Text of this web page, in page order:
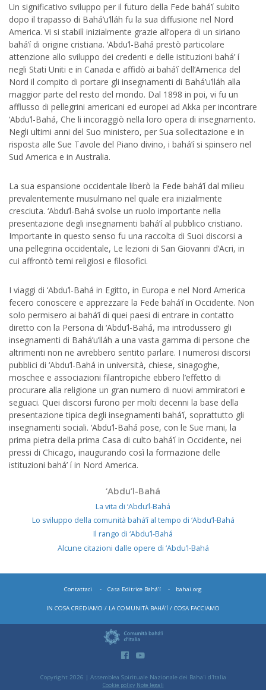
Un significativo sviluppo per il futuro della Fede bahá’í subito
dopo il trapasso di Bahá’u’lláh fu la sua diffusione nel Nord
America. Vi si stabilì inizialmente grazie all’opera di un siriano
bahá’í di origine cristiana. ‘Abdu’l-Bahá prestò particolare
attenzione allo sviluppo dei credenti e delle istituzioni bahá’ í
negli Stati Uniti e in Canada e affidò ai bahá’í dell’America del
Nord il compito di portare gli insegnamenti di Bahá’u’lláh alla
maggior parte del resto del mondo. Dal 1898 in poi, vi fu un
afflusso di pellegrini americani ed europei ad Akka per incontrare
‘Abdu’l-Bahá, Che li incoraggiò nella loro opera di insegnamento.
Negli ultimi anni del Suo ministero, per Sua sollecitazione e in
risposta alle Sue Tavole del Piano divino, i bahá’í si spinsero nel
Sud America e in Australia.
La sua espansione occidentale liberò la Fede bahá’í dal milieu
prevalentemente musulmano nel quale era inizialmente
cresciuta. ‘Abdu’l-Bahá svolse un ruolo importante nella
presentazione degli insegnamenti bahá’í al pubblico cristiano.
Importante in questo senso fu una raccolta di Suoi discorsi a
una pellegrina occidentale, Le lezioni di San Giovanni d’Acri, in
cui affrontò temi religiosi e filosofici.
I viaggi di ‘Abdu’l-Bahá in Egitto, in Europa e nel Nord America
fecero conoscere e apprezzare la Fede bahá’í in Occidente. Non
solo permisero ai bahá’í di quei paesi di entrare in contatto
diretto con la Persona di ‘Abdu’l-Bahá, ma introdussero gli
insegnamenti di Bahá’u’lláh a una vasta gamma di persone che
altrimenti non ne avrebbero sentito parlare. I numerosi discorsi
pubblici di ‘Abdu’l-Bahá in università, chiese, sinagoghe,
moschee e associazioni filantropiche ebbero l’effetto di
procurare alla religione un gran numero di nuovi ammiratori e
seguaci. Quei discorsi furono per molti decenni la base della
presentazione tipica degli insegnamenti bahá’í, soprattutto gli
insegnamenti sociali. ‘Abdu’l-Bahá pose, con le Sue mani, la
prima pietra della prima Casa di culto bahá’í in Occidente, nei
pressi di Chicago, inaugurando così la formazione delle
istituzioni bahá’ í in Nord America.
‘Abdu’l-Bahá
La vita di ‘Abdu’l-Bahá
Lo sviluppo della comunità bahá’í al tempo di ‘Abdu’l-Bahá
Il rango di ‘Abdu’l-Bahá
Alcune citazioni dalle opere di ‘Abdu’l-Bahá
Contattaci Casa Editrice Bahá’í bahai.org
IN COSA CREDIAMO LA COMUNITÀ BAHÁ’Í COSA FACCIAMO
Copyright 2026 | Assemblea Spirituale Nazionale dei Baha'i d'Italia
Cookie policy Note legali